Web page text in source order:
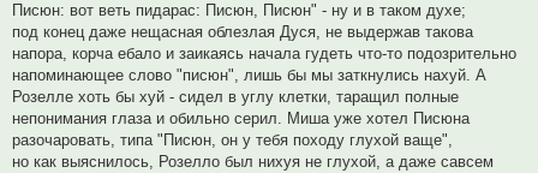
Писюн: вот веть пидарас: Писюн, Писюн" - ну и в таком духе;
под конец даже нещасная облезлая Дуся, не выдержав такова
напора, корча ебало и заикаясь начала гудеть что-то подозрительно
напоминающее слово "писюн", лишь бы мы заткнулись нахуй. А
Розелле хоть бы хуй - сидел в углу клетки, таращил полные
непонимания глаза и обильно серил. Миша уже хотел Писюна
разочаровать, типа "Писюн, он у тебя походу глухой ваще",
но как выяснилось, Розелло был нихуя не глухой, а даже савсем